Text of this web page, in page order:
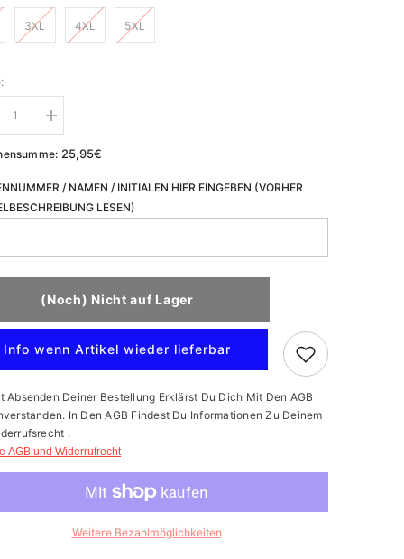
3XL 4XL 5XL
Menge
erhöhen
für
KS
Shirt
-
Rugby
(Männer)
25,95€
/ NAMEN / INITIALEN HIER EINGEBEN (VORHER
LESEN)
(Noch) Nicht auf Lager
Info wenn Artikel wieder lieferbar
Absenden Deiner Bestellung Erklärst Du Dich Mit Den AGB
In Den AGB Findest Du Informationen Zu Deinem
.
AGB und Widerrufrecht
Weitere Bezahlmöglichkeiten